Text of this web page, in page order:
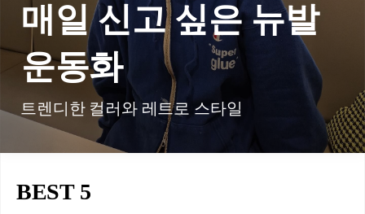
매일 신고 싶은 뉴발
운동화
트렌디한 컬러와 레트로 스타일
BEST 5